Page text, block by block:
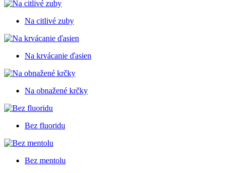
Na citlivé zuby
Na krvácanie ďasien
Na obnažené krčky
Bez fluoridu
Bez mentolu